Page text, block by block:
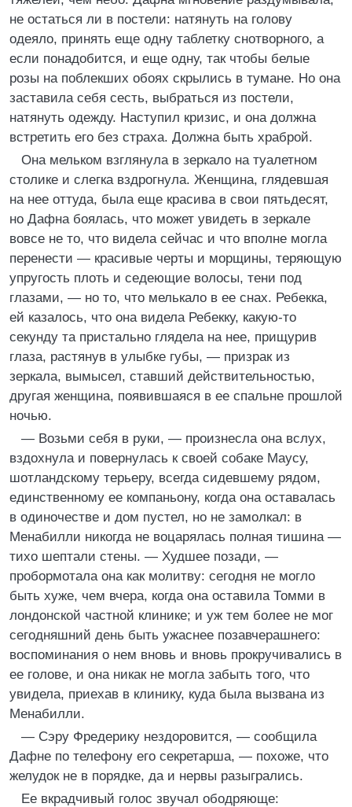
не остаться ли в постели: натянуть на голову
одеяло, принять еще одну таблетку снотворного, а
если понадобится, и еще одну, так чтобы белые
розы на поблекших обоях скрылись в тумане. Но она
заставила себя сесть, выбраться из постели,
натянуть одежду. Наступил кризис, и она должна
встретить его без страха. Должна быть храброй.
Она мельком взглянула в зеркало на туалетном
столике и слегка вздрогнула. Женщина, глядевшая
на нее оттуда, была еще красива в свои пятьдесят,
но Дафна боялась, что может увидеть в зеркале
вовсе не то, что видела сейчас и что вполне могла
перенести — красивые черты и морщины, теряющую
упругость плоть и седеющие волосы, тени под
глазами, — но то, что мелькало в ее снах. Ребекка,
ей казалось, что она видела Ребекку, какую-то
секунду та пристально глядела на нее, прищурив
глаза, растянув в улыбке губы, — призрак из
зеркала, вымысел, ставший действительностью,
другая женщина, появившаяся в ее спальне прошлой
ночью.
— Возьми себя в руки, — произнесла она вслух,
вздохнула и повернулась к своей собаке Маусу,
шотландскому терьеру, всегда сидевшему рядом,
единственному ее компаньону, когда она оставалась
в одиночестве и дом пустел, но не замолкал: в
Менабилли никогда не воцарялась полная тишина —
тихо шептали стены. — Худшее позади, —
пробормотала она как молитву: сегодня не могло
быть хуже, чем вчера, когда она оставила Томми в
лондонской частной клинике; и уж тем более не мог
сегодняшний день быть ужаснее позавчерашнего:
воспоминания о нем вновь и вновь прокручивались в
ее голове, и она никак не могла забыть того, что
увидела, приехав в клинику, куда была вызвана из
Менабилли.
— Сэру Фредерику нездоровится, — сообщила
Дафне по телефону его секретарша, — похоже, что
желудок не в порядке, да и нервы разыгрались.
Ее вкрадчивый голос звучал ободряюще: